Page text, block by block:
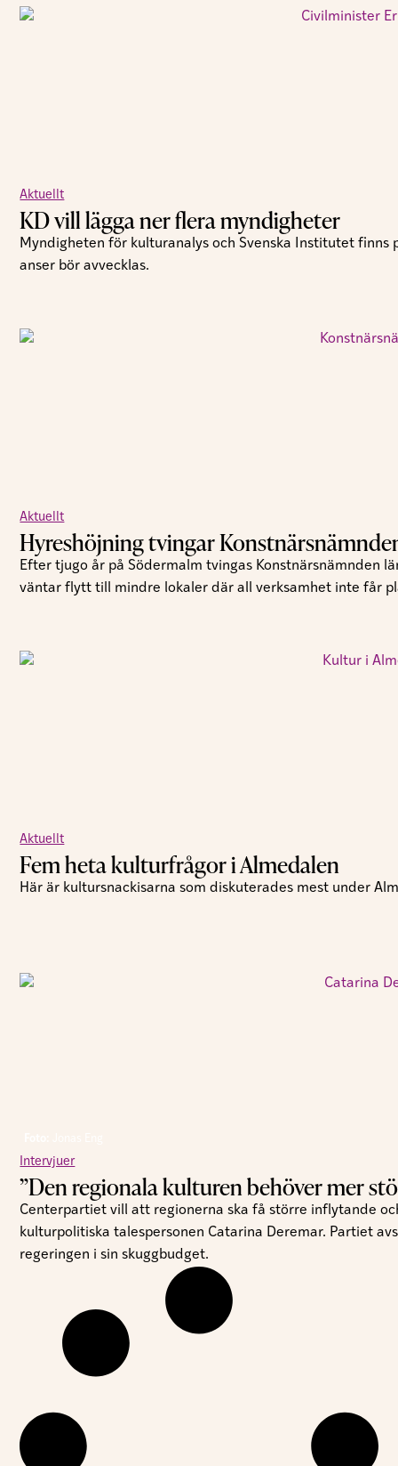
Aktuellt
KD vill lägga ner flera myndigheter
Myndigheten för kulturanalys och Svenska Institutet
anser bör avvecklas.
Aktuellt
Hyreshöjning tvingar
Efter tjugo år på Södermalm tvingas Konstnärsnämnden
väntar flytt till mindre lokaler där all verksamhet inte får
Aktuellt
Fem heta kulturfrågor i Almedalen
Här är kultursnackisarna som diskuterades mest under
Intervjuer
”Den regionala kulturen behöver mer
Centerpartiet vill att regionerna ska få större inflytande
kulturpolitiska talespersonen Catarina Deremar. Partiet
regeringen i sin skuggbudget.